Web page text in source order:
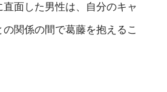
直面した男性は、自分のキャ
の関係の間で葛藤を抱えるこ